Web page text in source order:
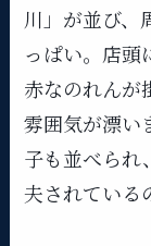
川」が並び、
っぱい。店頭
赤なのれんが
雰囲気が漂い
子も並べられ
夫されている